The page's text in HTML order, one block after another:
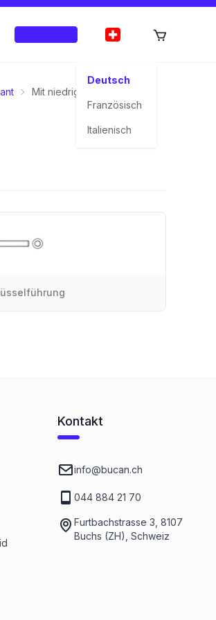
Deutsch
Französisch
Italienisch
Mit niedrigem Kopf
Kontakt
info@bucan.ch
044 884 21 70
Furtbachstrasse 3, 8107
Buchs (ZH), Schweiz